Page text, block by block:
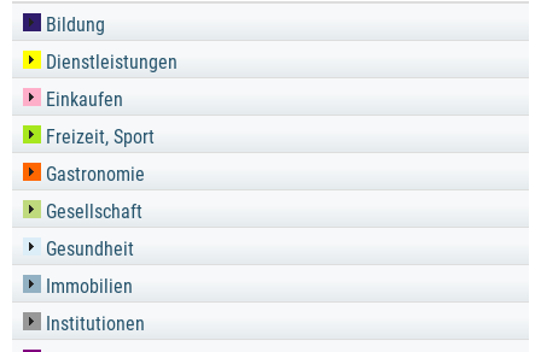
Bildung
Dienstleistungen
Einkaufen
Freizeit, Sport
Gastronomie
Gesellschaft
Gesundheit
Immobilien
Institutionen